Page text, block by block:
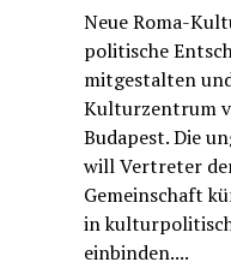
Neue Roma-
politische
mitgestalten
Kulturzentrum
Budapest. Die
will Vertreter
Gemeinschaft
in
einbinden....